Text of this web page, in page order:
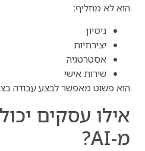
הוא לא מחליף:
ניסיון
יצירתיות
אסטרטגיה
שירות אישי
הוא פשוט מאפשר לבצע עבודה
אילו עסקים
מ-AI?